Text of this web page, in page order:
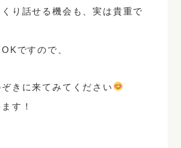
り話せる機会も、実は貴重で
ですので、
きに来てみてください
す！